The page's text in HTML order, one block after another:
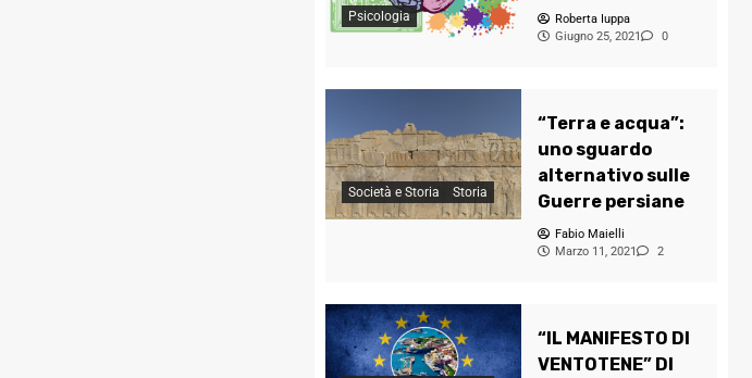
Psicologia
Roberta Iuppa
Giugno 25, 2021
0
Società e Storia Storia
“Terra e acqua”:
uno sguardo
alternativo sulle
Guerre persiane
Fabio Maielli
Marzo 11, 2021
2
“IL MANIFESTO DI
VENTOTENE” DI